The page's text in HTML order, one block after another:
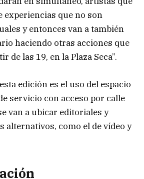
experiencias que no son
y entonces van a también
haciendo otras acciones que
de las 19, en la Plaza Seca”.
edición es el uso del espacio
servicio con acceso por calle
van a ubicar editoriales y
alternativos, como el de vídeo y